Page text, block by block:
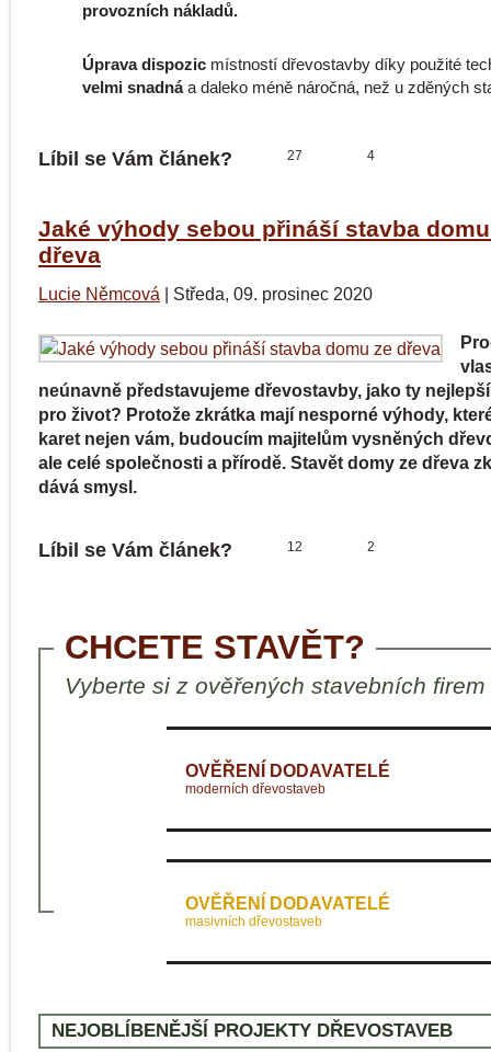
provozních nákladů.
Úprava dispozic místností dřevostavby díky použité
velmi snadnáa daleko méně náročná, než u zděných
Líbil se Vám článek? 4
27
Jaké výhody sebou přináší stavba
dřeva
Lucie Němcová | Středa, 09. prosinec 2020
neúnavně představujeme dřevostavby, jako ty
pro život? Protože zkrátka mají nesporné výhody,
karet nejen vám, budoucím majitelům vysněných
ale celé společnosti a přírodě. Stavět domy ze dřeva
dává smysl.
Líbil se Vám článek? 2
12
CHCETE STAVĚT?
Vyberte si z ověřených stavebních firem
OVĚŘENÍ DODAVATELÉ
moderních dřevostaveb
OVĚŘENÍ DODAVATELÉ
masivních dřevostaveb
NEJOBLÍBENĚJŠÍ PROJEKTY DŘEVOSTAVEB